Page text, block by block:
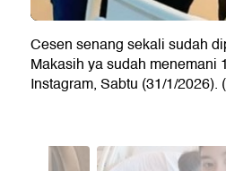
Cesen senang sekali sudah
Makasih ya sudah menemani
Instagram, Sabtu (31/1/